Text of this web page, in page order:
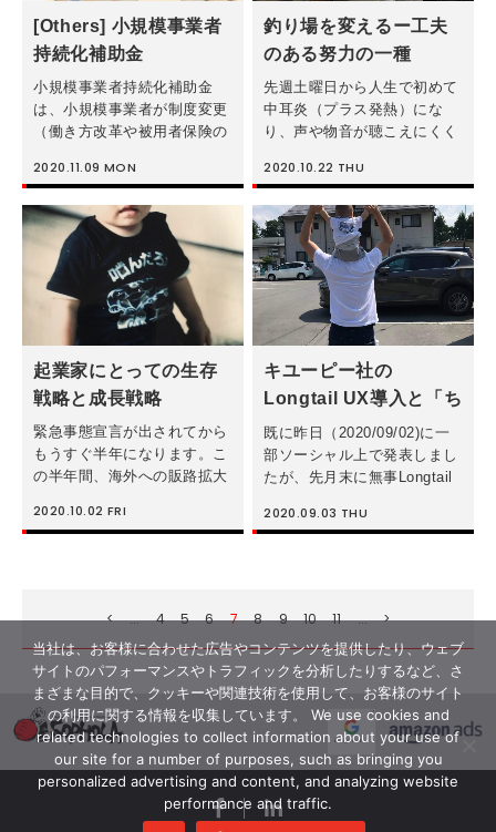
[Others] 小規模事業者
持続化補助金
小規模事業者持続化補助金
は、小規模事業者が制度変更
（働き方改革や被用者保険の
ス導入等）等やコロナ禍に伴
経産省（中小企業庁）が実施
している補助金制度です。地
域の商工会また […]
2020.11.09 MON
釣り場を変えるー工夫
のある努力の一種
先週土曜日から人生で初めて
中耳炎（プラス発熱）にな
り、声や物音が聴こえにくく
込んだりしていました。季節
てきているので、皆さんもご
自愛くださいね。 今日のブ
ログテーマは、 […]
2020.10.22 THU
起業家にとっての生存
戦略と成長戦略
緊急事態宣言が出されてから
もうすぐ半年になります。こ
の半年間、海外への販路拡大
どに務めてきましたが、弊社
2020.10.02 FRI
キユーピー社の
Longtail UX導入と「ち
ゃんとやること」の重
要性
既に昨日（2020/09/02)に一
部ソーシャル上で発表しまし
たが、先月末に無事Longtail
ワード対策ソリューションを
2020.09.03 THU
< ... 4 5 6 7 8 9 10 11 ... >
当社は、お客様に合わせた広告やコンテンツを提供したり、ウェブ
サイトのパフォーマンスやトラフィックを分析したりするなど、さ
まざまな目的で、クッキーや関連技術を使用して、お客様のサイト
の利用に関する情報を収集しています。 We use cookies and
related technologies to collect information about your use of
our site for a number of purposes, such as bringing you
personalized advertising and content, and analyzing website
performance and traffic.